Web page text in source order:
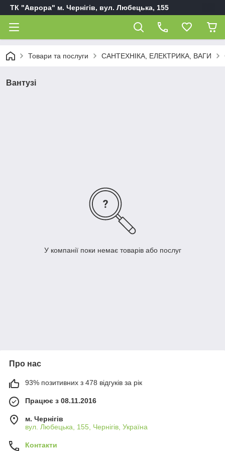
ТК "Аврора" м. Чернігів, вул. Любецька, 155
Товари та послуги САНТЕХНІКА, ЕЛЕКТРИКА, ВАГИ
Вантузі
У компанії поки немає товарів або послуг
Про нас
93% позитивних з 478 відгуків за рік
Працює з 08.11.2016
м. Чернігів
вул. Любецька, 155, Чернігів, Україна
Контакти